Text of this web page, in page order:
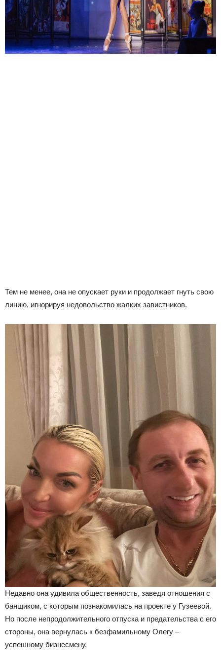
Тем не менее, она не опускает руки и продолжает гнуть свою
линию, игнорируя недовольство жалких завистников.
Недавно она удивила общественность, заведя отношения с
банщиком, с которым познакомилась на проекте у Гузеевой.
Но после непродолжительного отпуска и предательства с его
стороны, она вернулась к безфамильному Олегу –
успешному бизнесмену.